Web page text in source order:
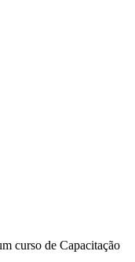
curso de Capacitação